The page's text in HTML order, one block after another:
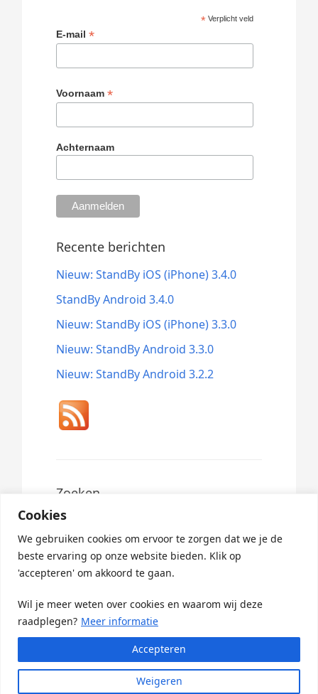
Cookies
We gebruiken cookies om ervoor te zorgen dat we je de
beste ervaring op onze website bieden. Klik op
'accepteren' om akkoord te gaan.
Wil je meer weten over cookies en waarom wij deze
raadplegen? Meer informatie
Weigeren
Accepteren
* Verplicht veld
E-mail*
Voornaam*
Achternaam
Recente berichten
Nieuw: StandBy iOS (iPhone) 3.4.0
StandBy Android 3.4.0
Nieuw: StandBy iOS (iPhone) 3.3.0
Nieuw: StandBy Android 3.3.0
Nieuw: StandBy Android 3.2.2
Zoeken
Search
for:
© 2026 ·StandBy Updates· Powered ByGreenlet